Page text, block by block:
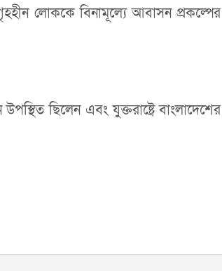
লোককে বিনামূল্যে আবাসন প্রকল্পের
ছিলেন এবং যুক্তরাষ্ট্রে বাংলাদেশের